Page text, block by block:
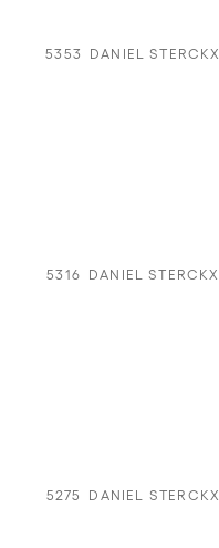
5353 DANIEL STERCKX
5316 DANIEL STERCKX
5275 DANIEL STERCKX